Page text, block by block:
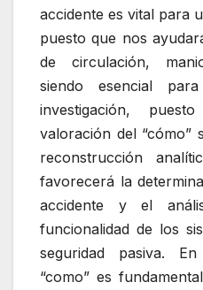
accidente es vital para
puesto que nos
de circulación,
siendo esencial
investigación,
valoración del “cómo”
reconstrucción
favorecerá la
accidente y el
funcionalidad de los
seguridad pasiva.
“como” es